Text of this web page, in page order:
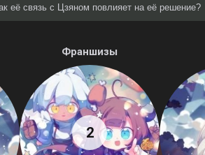
её связь с Цзяном повлияет на её решение?
Франшизы